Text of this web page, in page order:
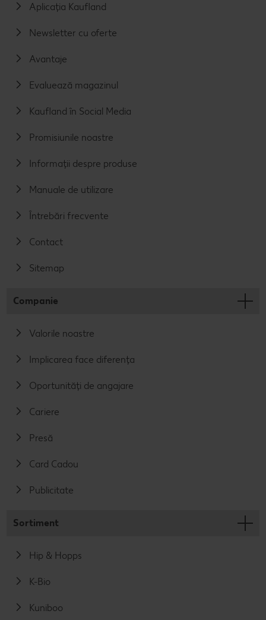
Aplicația Kaufland
Newsletter cu oferte
Avantaje
Evaluează magazinul
Kaufland în Social Media
Promisiunile noastre
Informații despre produse
Manuale de utilizare
Întrebări frecvente
Contact
Sitemap
Companie
Valorile noastre
Implicarea face diferența
Oportunități de angajare
Cariere
Presă
Card Cadou
Publicitate
Sortiment
Hip & Hopps
K-Bio
Kuniboo